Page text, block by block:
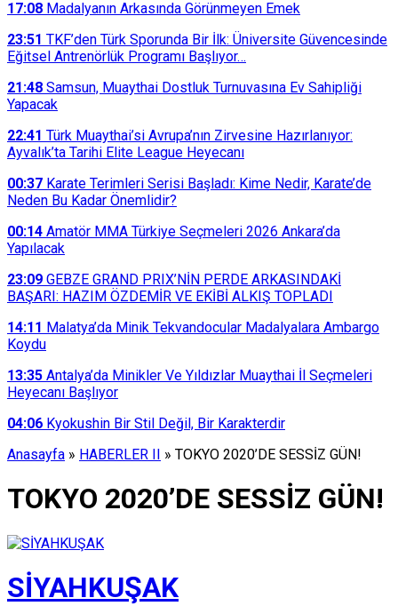
17:08 Madalyanın Arkasında Görünmeyen Emek
23:51 TKF’den Türk Sporunda Bir İlk: Üniversite Güvencesinde
Eğitsel Antrenörlük Programı Başlıyor…
21:48 Samsun, Muaythai Dostluk Turnuvasına Ev Sahipliği
Yapacak
22:41 Türk Muaythai’si Avrupa’nın Zirvesine Hazırlanıyor:
Ayvalık’ta Tarihi Elite League Heyecanı
00:37 Karate Terimleri Serisi Başladı: Kime Nedir, Karate’de
Neden Bu Kadar Önemlidir?
00:14 Amatör MMA Türkiye Seçmeleri 2026 Ankara’da
Yapılacak
23:09 GEBZE GRAND PRIX’NİN PERDE ARKASINDAKİ
BAŞARI: HAZIM ÖZDEMİR VE EKİBİ ALKIŞ TOPLADI
14:11 Malatya’da Minik Tekvandocular Madalyalara Ambargo
Koydu
13:35 Antalya’da Minikler Ve Yıldızlar Muaythai İl Seçmeleri
Heyecanı Başlıyor
04:06 Kyokushin Bir Stil Değil, Bir Karakterdir
Anasayfa » HABERLER II » TOKYO 2020’DE SESSİZ GÜN!
TOKYO 2020’DE SESSİZ GÜN!
SİYAHKUŞAK